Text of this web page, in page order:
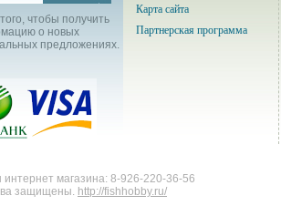
чтобы получить
о новых
предложениях.
Карта сайта
Партнерская программа
магазина: 8-926-220-36-56
защищены. http://fishhobby.ru/